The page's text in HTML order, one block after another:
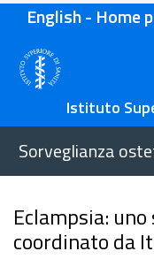
English - Home
Istituto
Sorveglianza
Eclampsia:
coordinato da